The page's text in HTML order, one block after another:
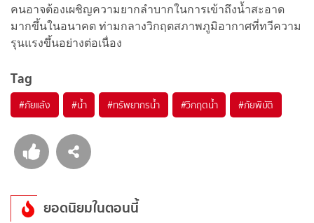
คนอาจต้องเผชิญความยากลำบากในการเข้าถึงน้ำสะอาด
มากขึ้นในอนาคต ท่ามกลางวิกฤตสภาพภูมิอากาศที่ทวีความ
รุนแรงขึ้นอย่างต่อเนื่อง
Tag
#ภัยแล้ง #น้ำ #ทรัพยากรน้ำ #วิกฤตน้ำ #ภัยพิบัติ
ยอดนิยมในตอนนี้